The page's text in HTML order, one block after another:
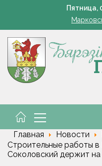
Пятница,
буфеты,
Устранение
Познай свой край. Как
Да
Главная Новости
Строительные работы
Соколовский держит